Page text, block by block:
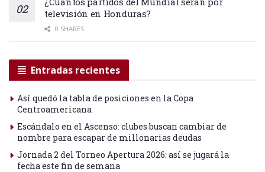
televisión en Honduras?
0 SHARES
Entradas recientes
Así quedó la tabla de posiciones en la Copa
Centroamericana
Escándalo en el Ascenso: clubes buscan cambiar de
nombre para escapar de millonarias deudas
Jornada 2 del Torneo Apertura 2026: así se jugará la
fecha este fin de semana